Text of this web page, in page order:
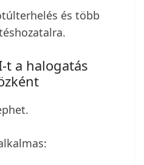
és több
t a halogatás